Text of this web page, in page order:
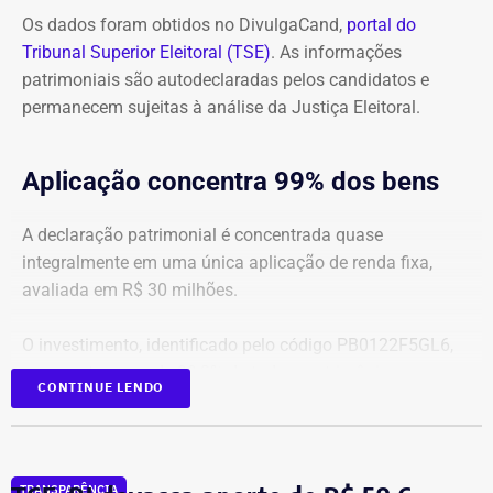
Globo”
Os dados foram obtidos no DivulgaCand, portal do
Tribunal Superior Eleitoral (TSE). As informações
patrimoniais são autodeclaradas pelos candidatos e
permanecem sujeitas à análise da Justiça Eleitoral.
Aplicação concentra 99% dos bens
A declaração patrimonial é concentrada quase
integralmente em uma única aplicação de renda fixa,
avaliada em R$ 30 milhões.
O investimento, identificado pelo código PB0122F5GL6,
representa cerca de 99,2% de todo o patrimônio
incluem aplicações de renda fixa em diferentes
CONTINUE LENDO
TRANSPARÊNCIA